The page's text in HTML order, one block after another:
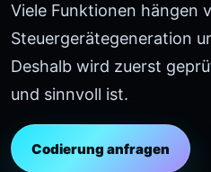
Viele Funktionen hängen
Steuergerätegeneration
Deshalb wird zuerst
und sinnvoll ist.
Codierung anfragen